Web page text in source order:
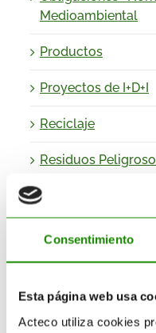
Consentimiento
Esta página web usa
Acteco utiliza cookies
Medioambiental
Productos
Proyectos de I+D+I
Reciclaje
Residuos
Valorización de
Zero Waste
Artículos